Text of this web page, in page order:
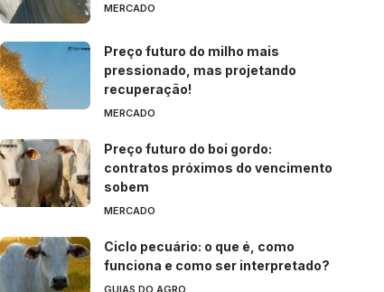
MERCADO
Preço futuro do milho mais
pressionado, mas projetando
recuperação!
MERCADO
Preço futuro do boi gordo:
contratos próximos do vencimento
sobem
MERCADO
Ciclo pecuário: o que é, como
funciona e como ser interpretado?
GUIAS DO AGRO